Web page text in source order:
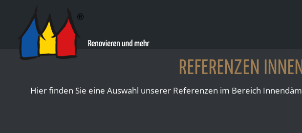
REFERENZEN
Hier finden Sie eine Auswahl unserer Referenzen im Bereich